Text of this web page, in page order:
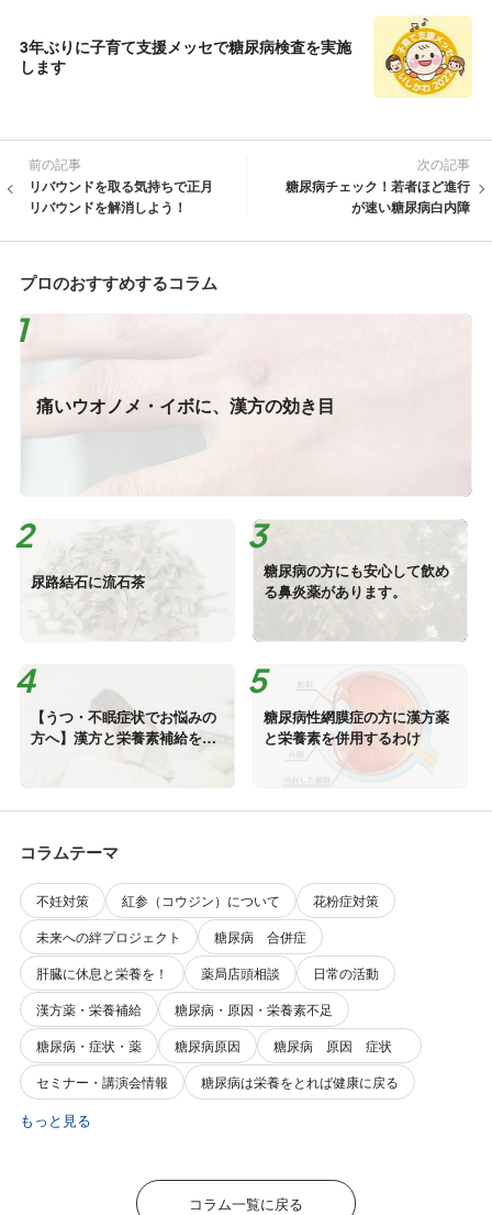
3年ぶりに子育て支援メッセで糖尿病検査を実施
します
前の記事
リバウンドを取る気持ちで正月
リバウンドを解消しよう！
次の記事
糖尿病チェック！若者ほど進行
が速い糖尿病白内障
プロのおすすめするコラム
痛いウオノメ・イボに、漢方の効き目
尿路結石に流石茶
糖尿病の方にも安心して飲め
る鼻炎薬があります。
【うつ・不眠症状でお悩みの
方へ】漢方と栄養素補給をお
糖尿病性網膜症の方に漢方薬
と栄養素を併用するわけ
コラムテーマ
不妊対策 紅参（コウジン）について
花粉症対策
未来への絆プロジェクト
糖尿病 合併症
肝臓に休息と栄養を！
薬局店頭相談
日常の活動
漢方薬・栄養補給
糖尿病・原因・栄養素不足
糖尿病・症状・薬
糖尿病原因
糖尿病 原因 症状
セミナー・講演会情報
糖尿病は栄養をとれば健康に戻る
もっと見る
コラム一覧に戻る